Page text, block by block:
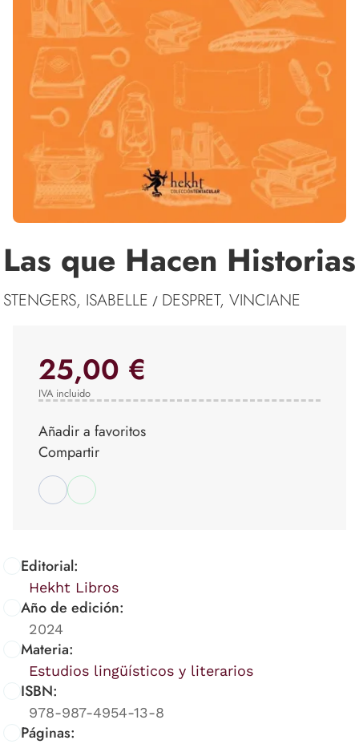
Las que Hacen Historias
STENGERS, ISABELLE / DESPRET, VINCIANE
Editorial:
Hekht Libros
Año de edición:
2024
Materia:
Estudios lingüísticos y literarios
ISBN:
978-987-4954-13-8
Páginas:
25,00 €
IVA incluido
Añadir a favoritos
Compartir